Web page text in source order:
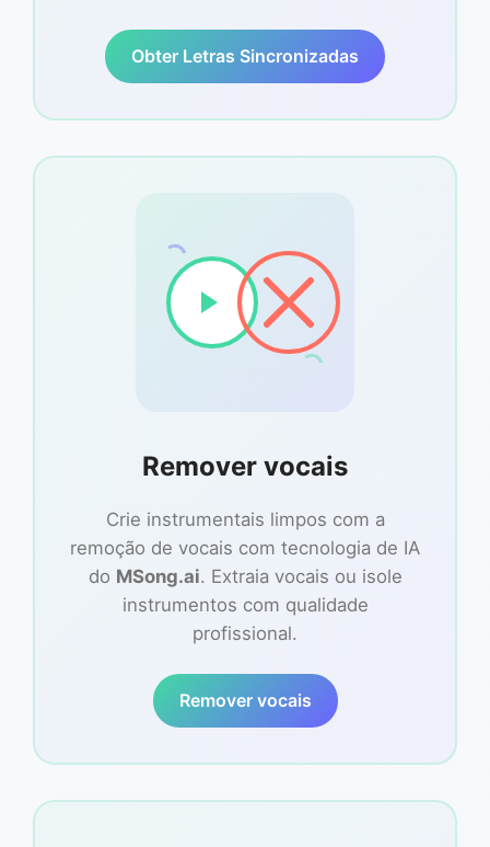
Obter Letras Sincronizadas
Remover vocais
Crie instrumentais limpos com a
remoção de vocais com tecnologia de IA
do MSong.ai. Extraia vocais ou isole
instrumentos com qualidade
profissional.
Remover vocais